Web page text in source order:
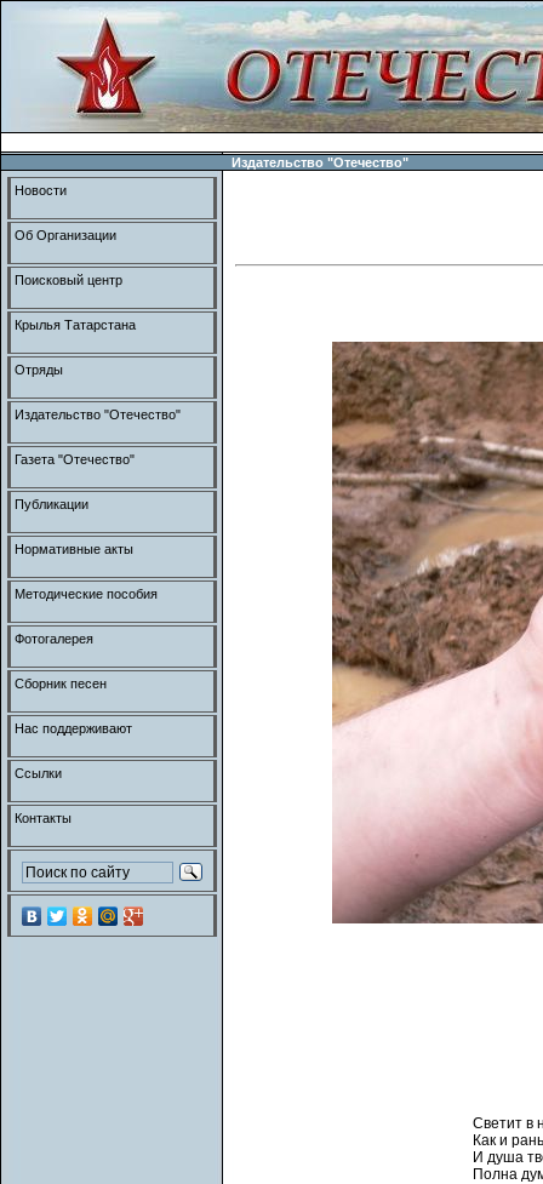
Издательство "Отечество"
Светит в
Как и
И душа
Полна
Новости
Об Организации
Поисковый центр
Крылья Татарстана
Отряды
Издательство "Отечество"
Газета "Отечество"
Публикации
Нормативные акты
Методические пособия
Фотогалерея
Сборник песен
Нас поддерживают
Ссылки
Контакты